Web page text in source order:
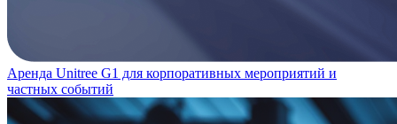
Аренда Unitree G1 для корпоративных мероприятий и
частных событий